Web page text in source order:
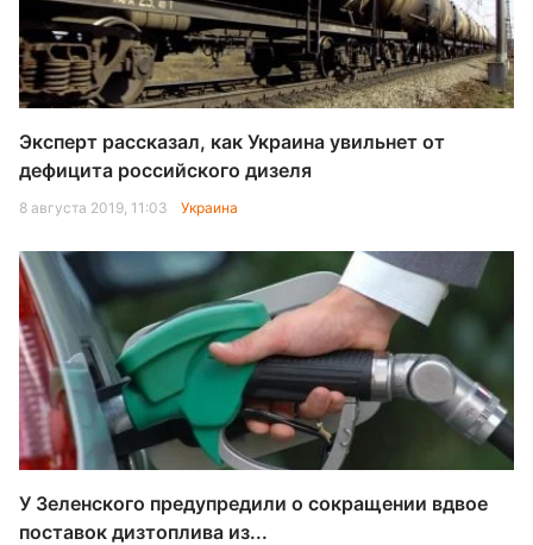
Эксперт рассказал, как Украина увильнет от
дефицита российского дизеля
8 августа 2019, 11:03 Украина
У Зеленского предупредили о сокращении вдвое
поставок дизтоплива из...